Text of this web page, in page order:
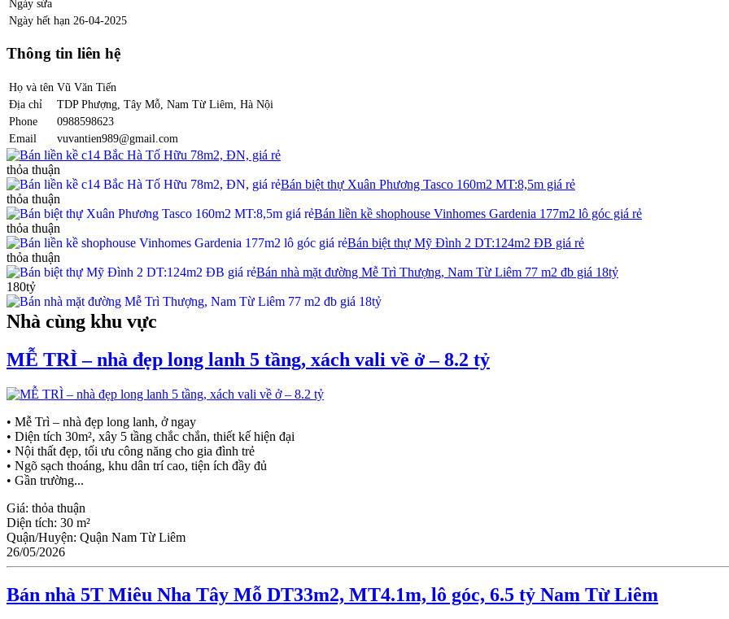
Ngày sửa
Ngày hết hạn 26-04-2025
Thông tin liên hệ
Họ và tên Vũ Văn Tiến
Địa chỉ
TDP Phượng, Tây Mỗ, Nam Từ Liêm, Hà Nội
Phone
0988598623
Email
vuvantien989@gmail.com
Bán liền kề c14 Bắc Hà Tố Hữu 78m2, ĐN, giá rẻ
thỏa thuận
Bán biệt thự Xuân Phương Tasco 160m2 MT:8,5m giá rẻ
thỏa thuận
Bán liền kề shophouse Vinhomes Gardenia 177m2 lô góc giá rẻ
thỏa thuận
Bán biệt thự Mỹ Đình 2 DT:124m2 ĐB giá rẻ
thỏa thuận
Bán nhà mặt đường Mễ Trì Thượng, Nam Từ Liêm 77 m2 đb giá 18tỷ
180tỷ
Nhà cùng khu vực
MỄ TRÌ – nhà đẹp long lanh 5 tầng, xách vali về ở – 8.2 tỷ
• Mễ Trì – nhà đẹp long lanh, ở ngay
• Diện tích 30m², xây 5 tầng chắc chắn, thiết kế hiện đại
• Nội thất đẹp, tối ưu công năng cho gia đình trẻ
• Ngõ sạch thoáng, khu dân trí cao, tiện ích đầy đủ
• Gần trường...
Giá: thỏa thuận
Diện tích: 30 m²
Quận/Huyện: Quận Nam Từ Liêm
26/05/2026
Bán nhà 5T Miêu Nha Tây Mỗ DT33m2, MT4.1m, lô góc, 6.5 tỷ Nam Từ Liêm